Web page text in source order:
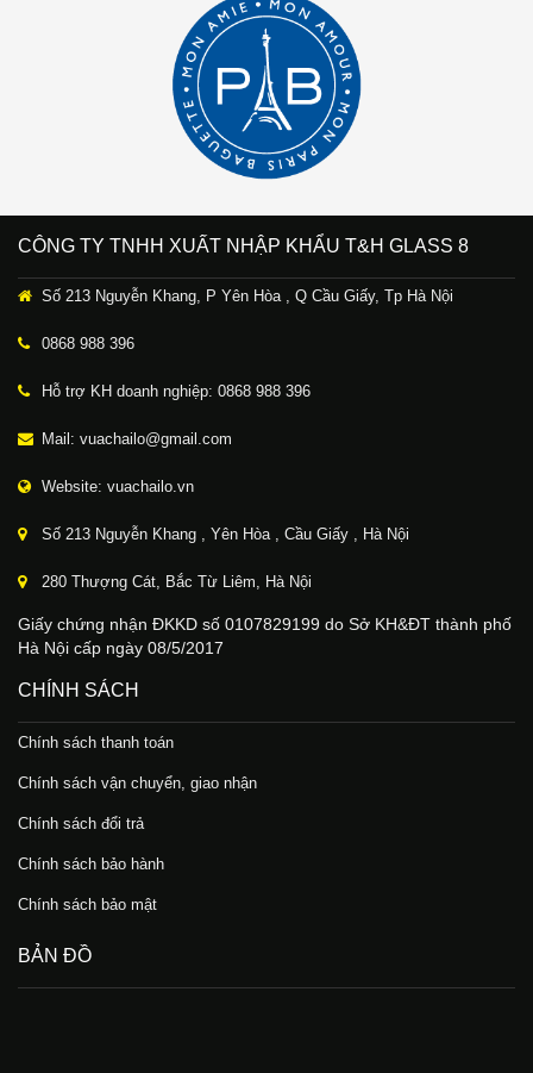
CÔNG TY TNHH XUẤT NHẬP KHẨU T&H GLASS 8
Số 213 Nguyễn Khang, P Yên Hòa , Q Cầu Giấy, Tp Hà Nội
0868 988 396
Hỗ trợ KH doanh nghiệp: 0868 988 396
Mail: vuachailo@gmail.com
Website: vuachailo.vn
Số 213 Nguyễn Khang , Yên Hòa , Cầu Giấy , Hà Nội
280 Thượng Cát, Bắc Từ Liêm, Hà Nội
Giấy chứng nhận ĐKKD số 0107829199 do Sở KH&ĐT thành phố
Hà Nội cấp ngày 08/5/2017
CHÍNH SÁCH
Chính sách thanh toán
Chính sách vận chuyển, giao nhận
Chính sách đổi trả
Chính sách bảo hành
Chính sách bảo mật
BẢN ĐỒ